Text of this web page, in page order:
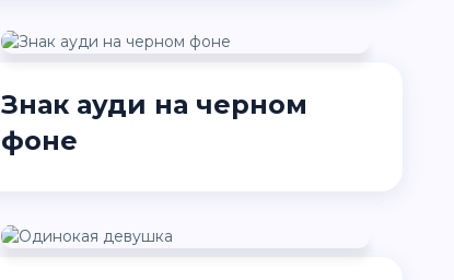
Знак ауди на черном
фоне